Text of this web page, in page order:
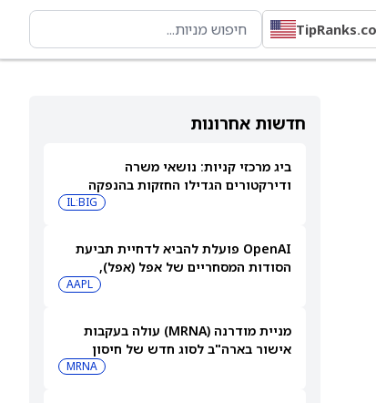
חדשות אחרונות
ביג מרכזי קניות: נושאי משרה
ודירקטורים הגדילו החזקות בהנפקה
IL:BIG
OpenAI פועלת להביא לדחיית תביעת
הסודות המסחריים של אפל (אפל),
שאותה כינתה "רשלנית, אגרסיבית AAPL
מניית מודרנה (MRNA) עולה בעקבות
אישור בארה"ב לסוג חדש של חיסון
MRNA